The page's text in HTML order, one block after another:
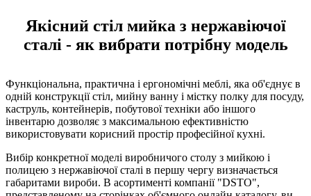
Якісний стіл мийка з нержавіючої
сталі - як вибрати потрібну модель
Функціональна, практична і ергономічні меблі, яка об'єднує в
одній конструкції стіл, мийну ванну і містку полку для посуду,
каструль, контейнерів, побутової техніки або іншого
інвентарю дозволяє з максимальною ефективністю
використовувати корисний простір професійної кухні.
Вибір конкретної моделі виробничого столу з мийкою і
полицею з нержавіючої сталі в першу чергу визначається
габаритами вироби. В асортименті компанії "DSTO",